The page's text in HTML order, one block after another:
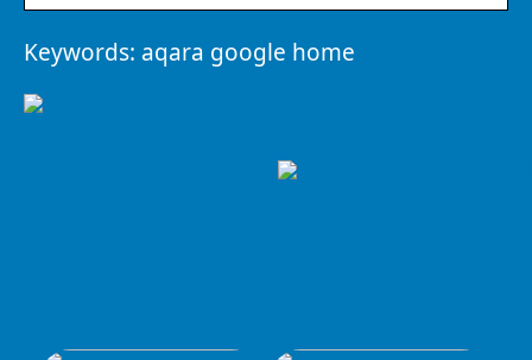
Keywords: aqara google home